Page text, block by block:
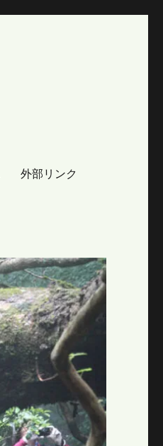
外部リンク